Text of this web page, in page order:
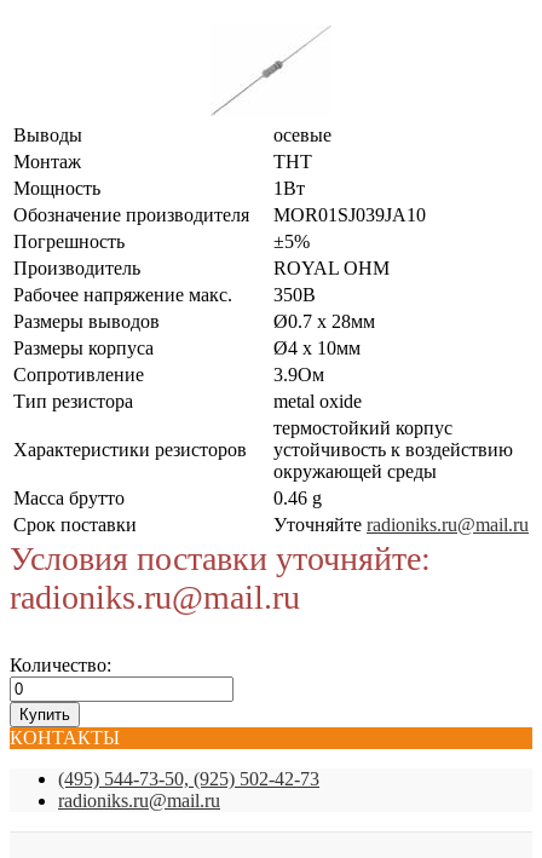
Выводы
осевые
Монтаж
THT
Мощность
1Вт
Обозначение производителя
MOR01SJ039JA10
Погрешность
±5%
Производитель
ROYAL OHM
Рабочее напряжение макс.
350В
Размеры выводов
Ø0.7 x 28мм
Размеры корпуса
Ø4 x 10мм
Сопротивление
3.9Ом
Тип резистора
metal oxide
Характеристики резисторов
термостойкий корпус
устойчивость к воздействию
окружающей среды
Масса брутто
0.46 g
Срок поставки
Уточняйте radioniks.ru@mail.ru
Условия поставки уточняйте:
radioniks.ru@mail.ru
Количество:
КОНТАКТЫ
(495) 544-73-50, (925) 502-42-73
radioniks.ru@mail.ru